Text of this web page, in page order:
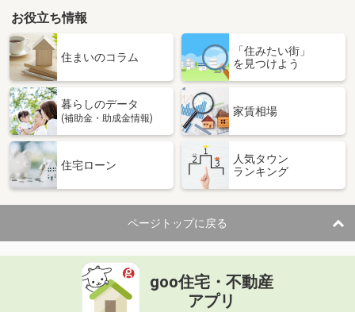
お役立ち情報
住まいのコラム
「住みたい街」
を見つけよう
暮らしのデータ
(補助金・助成金情報)
家賃相場
住宅ローン
人気タウン
ランキング
ページトップに戻る
goo住宅・不動産
アプリ